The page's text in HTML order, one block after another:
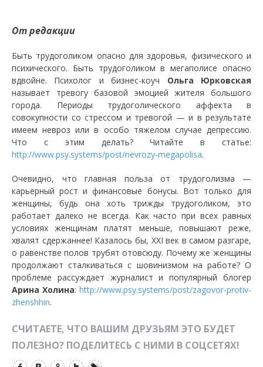
От редакции
Быть трудоголиком опасно для здоровья, физического и
психического. Быть трудоголиком в мегаполисе опасно
вдвойне. Психолог и бизнес-коуч Ольга Юрковская
называет тревогу базовой эмоцией жителя большого
города. Периоды трудоголического аффекта в
совокупности со стрессом и тревогой — и в результате
имеем невроз или в особо тяжелом случае депрессию.
Что с этим делать? Читайте в статье:
http://www.psy.systems/post/nevrozy-megapolisa.
Очевидно, что главная польза от трудоголизма —
карьерный рост и финансовые бонусы. Вот только для
женщины, будь она хоть трижды трудоголиком, это
работает далеко не всегда. Как часто при всех равных
условиях женщинам платят меньше, повышают реже,
хвалят сдержаннее! Казалось бы, XXI век в самом разгаре,
о равенстве полов трубят отовсюду. Почему же женщины
продолжают сталкиваться с шовинизмом на работе? О
проблеме рассуждает журналист и популярный блогер
Арина Холина: http://www.psy.systems/post/zagovor-protiv-
zhenshhin.
СЧИТАЕТЕ, ЧТО ВАШИМ ДРУЗЬЯМ ЭТО БУДЕТ
ПОЛЕЗНО? ПОДЕЛИТЕСЬ С НИМИ В СОЦСЕТЯХ!